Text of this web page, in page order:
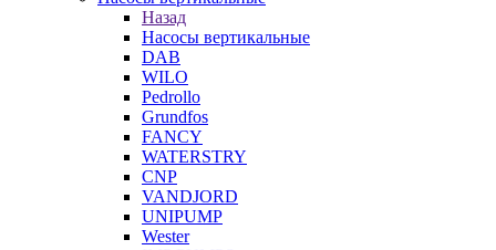
Назад
Насосы вертикальные
DAB
WILO
Pedrollo
Grundfos
FANCY
WATERSTRY
CNP
VANDJORD
UNIPUMP
Wester